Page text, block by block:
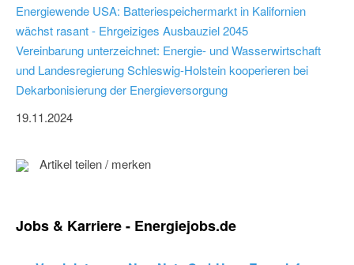
Energiewende USA: Batteriespeichermarkt in Kalifornien
wächst rasant - Ehrgeiziges Ausbauziel 2045
Vereinbarung unterzeichnet: Energie- und Wasserwirtschaft
und Landesregierung Schleswig-Holstein kooperieren bei
Dekarbonisierung der Energieversorgung
19.11.2024
Artikel teilen / merken
Jobs & Karriere - Energiejobs.de